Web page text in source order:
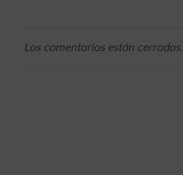
Los comentarios están cerrados.